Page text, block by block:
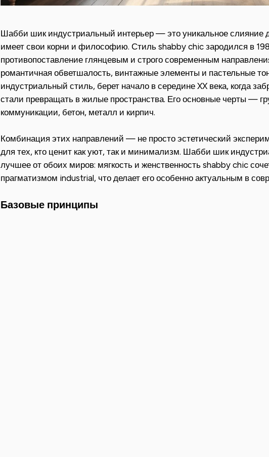
Шабби шик индустриальный интерьер — это уникальное слияние
имеет свои корни и философию. Стиль shabby chic зародился в
противопоставление глянцевым и строго современным
романтичная обветшалость, винтажные элементы и пастельные
индустриальный стиль, берет начало в середине XX века, когда
стали превращать в жилые пространства. Его основные черты —
коммуникации, бетон, металл и кирпич.
Комбинация этих направлений — не просто эстетический
для тех, кто ценит как уют, так и минимализм. Шабби шик
лучшее от обоих миров: мягкость и женственность shabby chic
прагматизмом industrial, что делает его особенно актуальным в
Базовые принципы